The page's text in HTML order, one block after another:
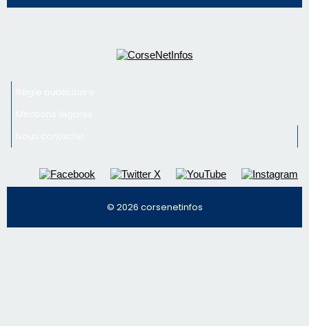
© 2026 corsenetinfos